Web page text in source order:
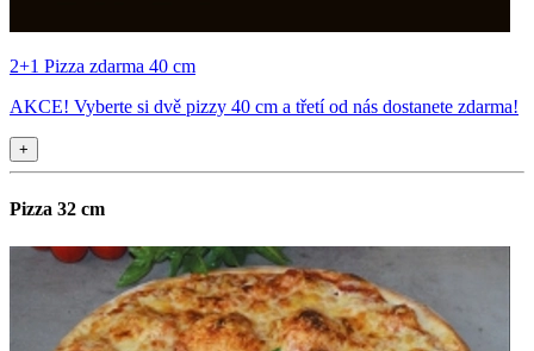
2+1 Pizza zdarma 40 cm
AKCE! Vyberte si dvě pizzy 40 cm a třetí od nás dostanete zdarma!
+
Pizza 32 cm